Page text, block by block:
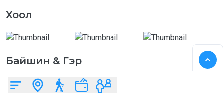
Хоол
Байшин & Гэр
Казак гэр